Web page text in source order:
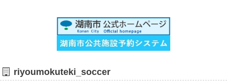
riyoumokuteki_soccer